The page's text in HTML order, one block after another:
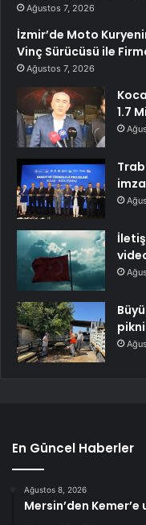
Ağustos 7, 2026
İzmir’de Moto
Vinç Sürücüsü ile
Ağustos 7, 2026
1.7
En Güncel Haberler
Ağustos 8, 2026
Mersin’den